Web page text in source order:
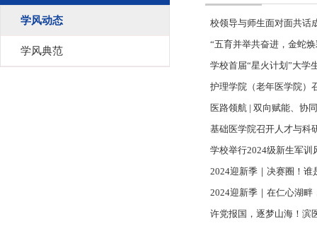
学风动态
学风典范
校领导与师生面对面共话
“五育并举共奋进，金蛇
学校首届“星火计划”大学
护理学院（老年医学院）
医路领航 | 双向赋能、协
基础医学院召开人才与科
学校举行2024级新生军训
2024迎新季｜决赛圈！
2024迎新季｜在仁心湖畔
许党报国，逐梦山海！滨